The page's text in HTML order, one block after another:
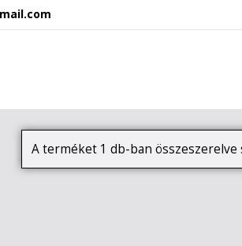
A terméket 1 db-ban összeszerelve